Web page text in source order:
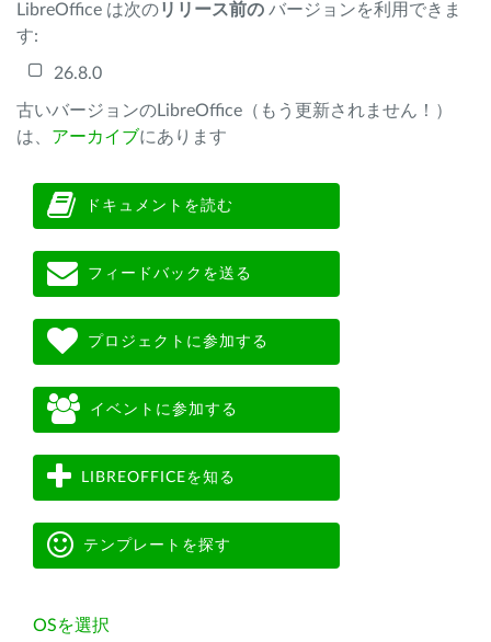
LibreOffice は次のリリース前の バージョンを利用できま
す:
26.8.0
古いバージョンのLibreOffice（もう更新されません！）
は、 アーカイブにあります
ドキュメントを読む
フィードバックを送る
プロジェクトに参加する
イベントに参加する
LIBREOFFICEを知る
テンプレートを探す
OSを選択